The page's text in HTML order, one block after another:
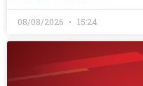
08/08/2026 15:24